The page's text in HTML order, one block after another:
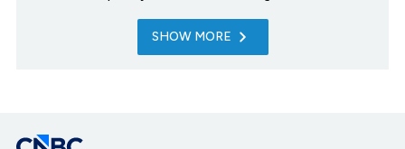
SHOW MORE